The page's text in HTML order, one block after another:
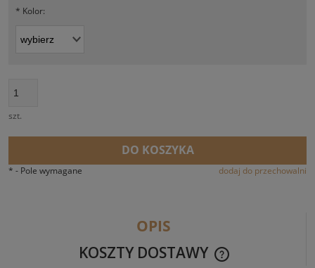
* Kolor:
szt.
DO KOSZYKA
dodaj do przechowalni
* - Pole wymagane
OPIS
KOSZTY DOSTAWY